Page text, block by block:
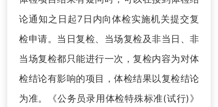
论通知之日起7日内向体检实施机关提交复
检申请。当日复检、当场复检及非当日、非
当场复检都只能进行一次，复检内容为对体
检结论有影响的项目，体检结果以复检结论
为准。《公务员录用体检特殊标准(试行)》